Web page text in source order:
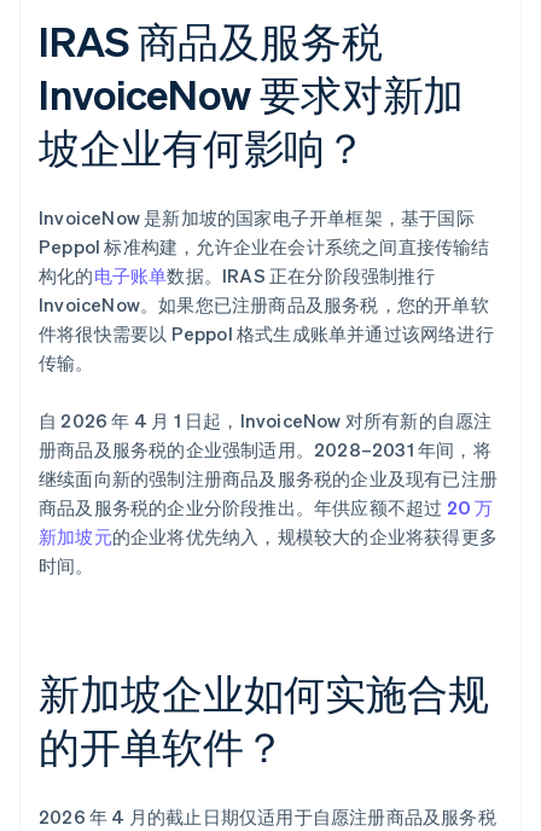
IRAS 商品及服务税
InvoiceNow 要求对新加
坡企业有何影响？
InvoiceNow 是新加坡的国家电子开单框架，基于国际
Peppol 标准构建，允许企业在会计系统之间直接传输结
构化的电子账单数据。IRAS 正在分阶段强制推行
InvoiceNow。如果您已注册商品及服务税，您的开单软
件将很快需要以 Peppol 格式生成账单并通过该网络进行
传输。
自 2026 年 4 月 1 日起，InvoiceNow 对所有新的自愿注
册商品及服务税的企业强制适用。2028–2031 年间，将
继续面向新的强制注册商品及服务税的企业及现有已注册
商品及服务税的企业分阶段推出。年供应额不超过 20 万
新加坡元的企业将优先纳入，规模较大的企业将获得更多
时间。
新加坡企业如何实施合规
的开单软件？
2026 年 4 月的截止日期仅适用于自愿注册商品及服务税